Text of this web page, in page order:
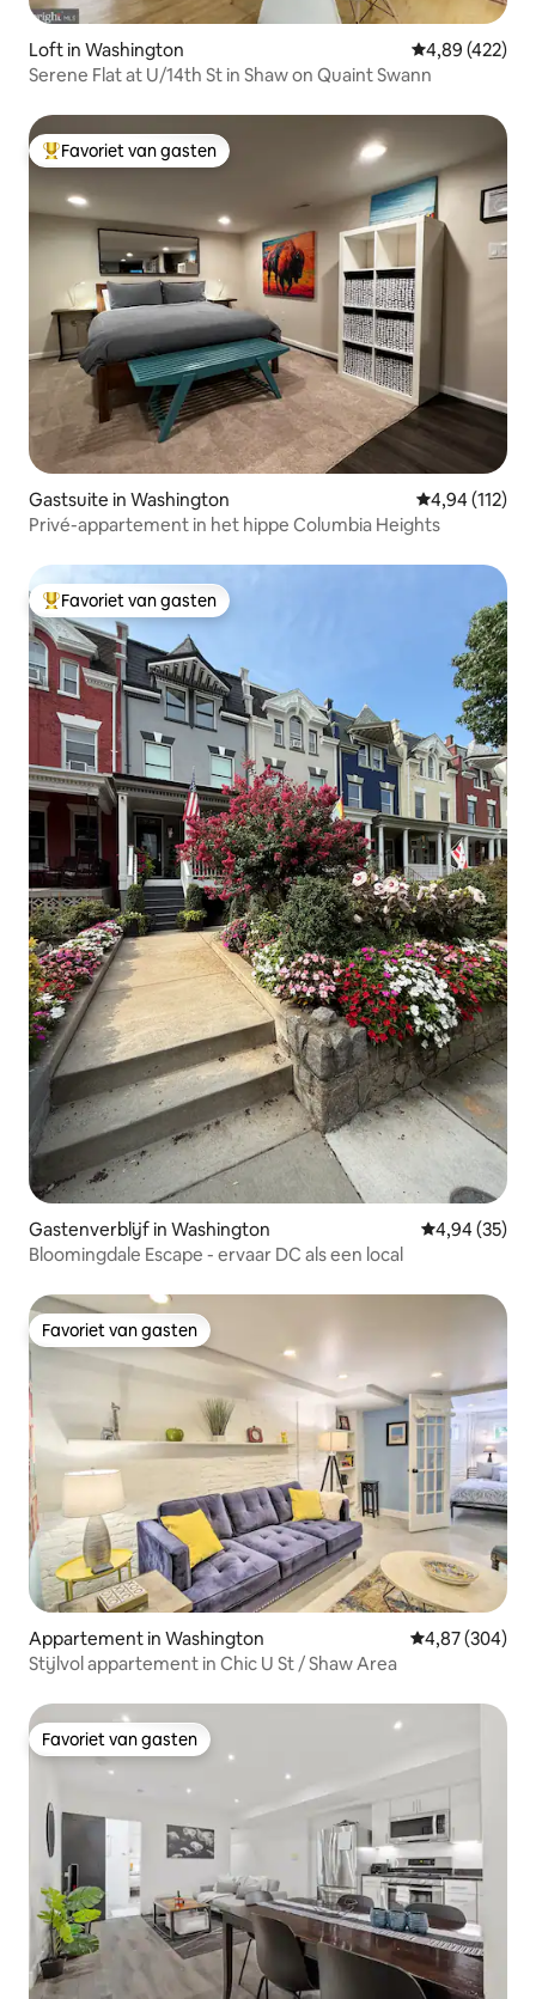
Loft in Washington Gemiddelde
4,89 (422)
Serene Flat at U/14th St in Shaw on Quaint Swann
Topfavoriet van gasten
Favoriet van gasten
Gastsuite in Washington Gemiddelde
4,94 (112)
Privé-appartement in het hippe Columbia Heights
Topfavoriet van gasten
Favoriet van gasten
Gastenverblijf in Washington Gemiddelde
4,94 (35)
Bloomingdale Escape - ervaar DC als een local
Favoriet van gasten
Favoriet van gasten
Appartement in Washington Gemiddelde
4,87 (304)
Stijlvol appartement in Chic U St / Shaw Area
Favoriet van gasten
Favoriet van gasten